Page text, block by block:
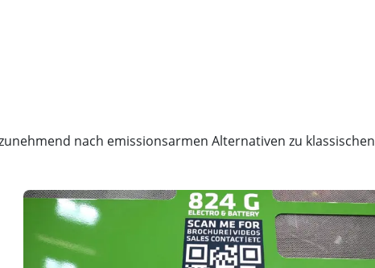
nach emissionsarmen Alternativen zu klassischen